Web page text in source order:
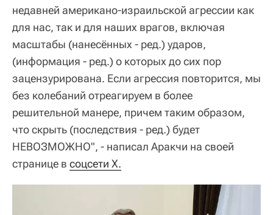
недавней американо-израильской агрессии как
для нас, так и для наших врагов, включая
масштабы (нанесённых - ред.) ударов,
(информация - ред.) о которых до сих пор
зацензурирована. Если агрессия повторится, мы
без колебаний отреагируем в более
решительной манере, причем таким образом,
что скрыть (последствия - ред.) будет
НЕВОЗМОЖНО", - написал Аракчи на своей
странице в соцсети Х.